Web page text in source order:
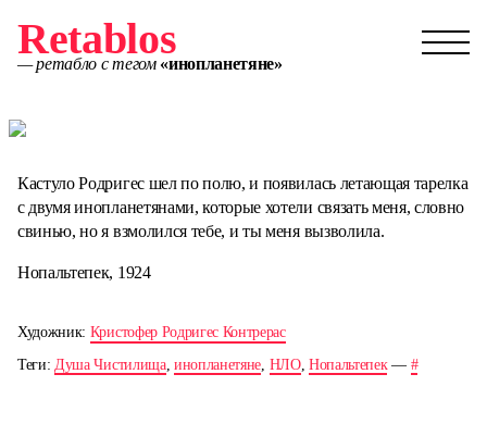
Retablos
— ретабло с тегом «инопланетяне»
Кастуло Родригес шел по полю, и появилась летающая тарелка
с двумя инопланетянами, которые хотели связать меня, словно
свинью, но я взмолился тебе, и ты меня вызволила.
Нопальтепек, 1924
Художник: Кристофер Родригес Контрерас
Теги: Душа Чистилища, инопланетяне НЛО, Нопальтепек— #